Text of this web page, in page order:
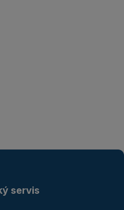
servis